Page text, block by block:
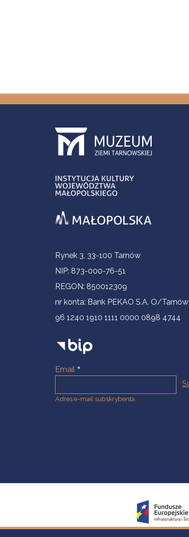
Informacje kontaktowe
Rynek 3, 33-100 Tarnów
NIP: 873-000-76-51
REGON: 850012309
nr konta: Bank PEKAO S.A. O/Tarnów
96 1240 1910 1111 0000 0898 4744
Email
Adres e-mail subskrybenta.